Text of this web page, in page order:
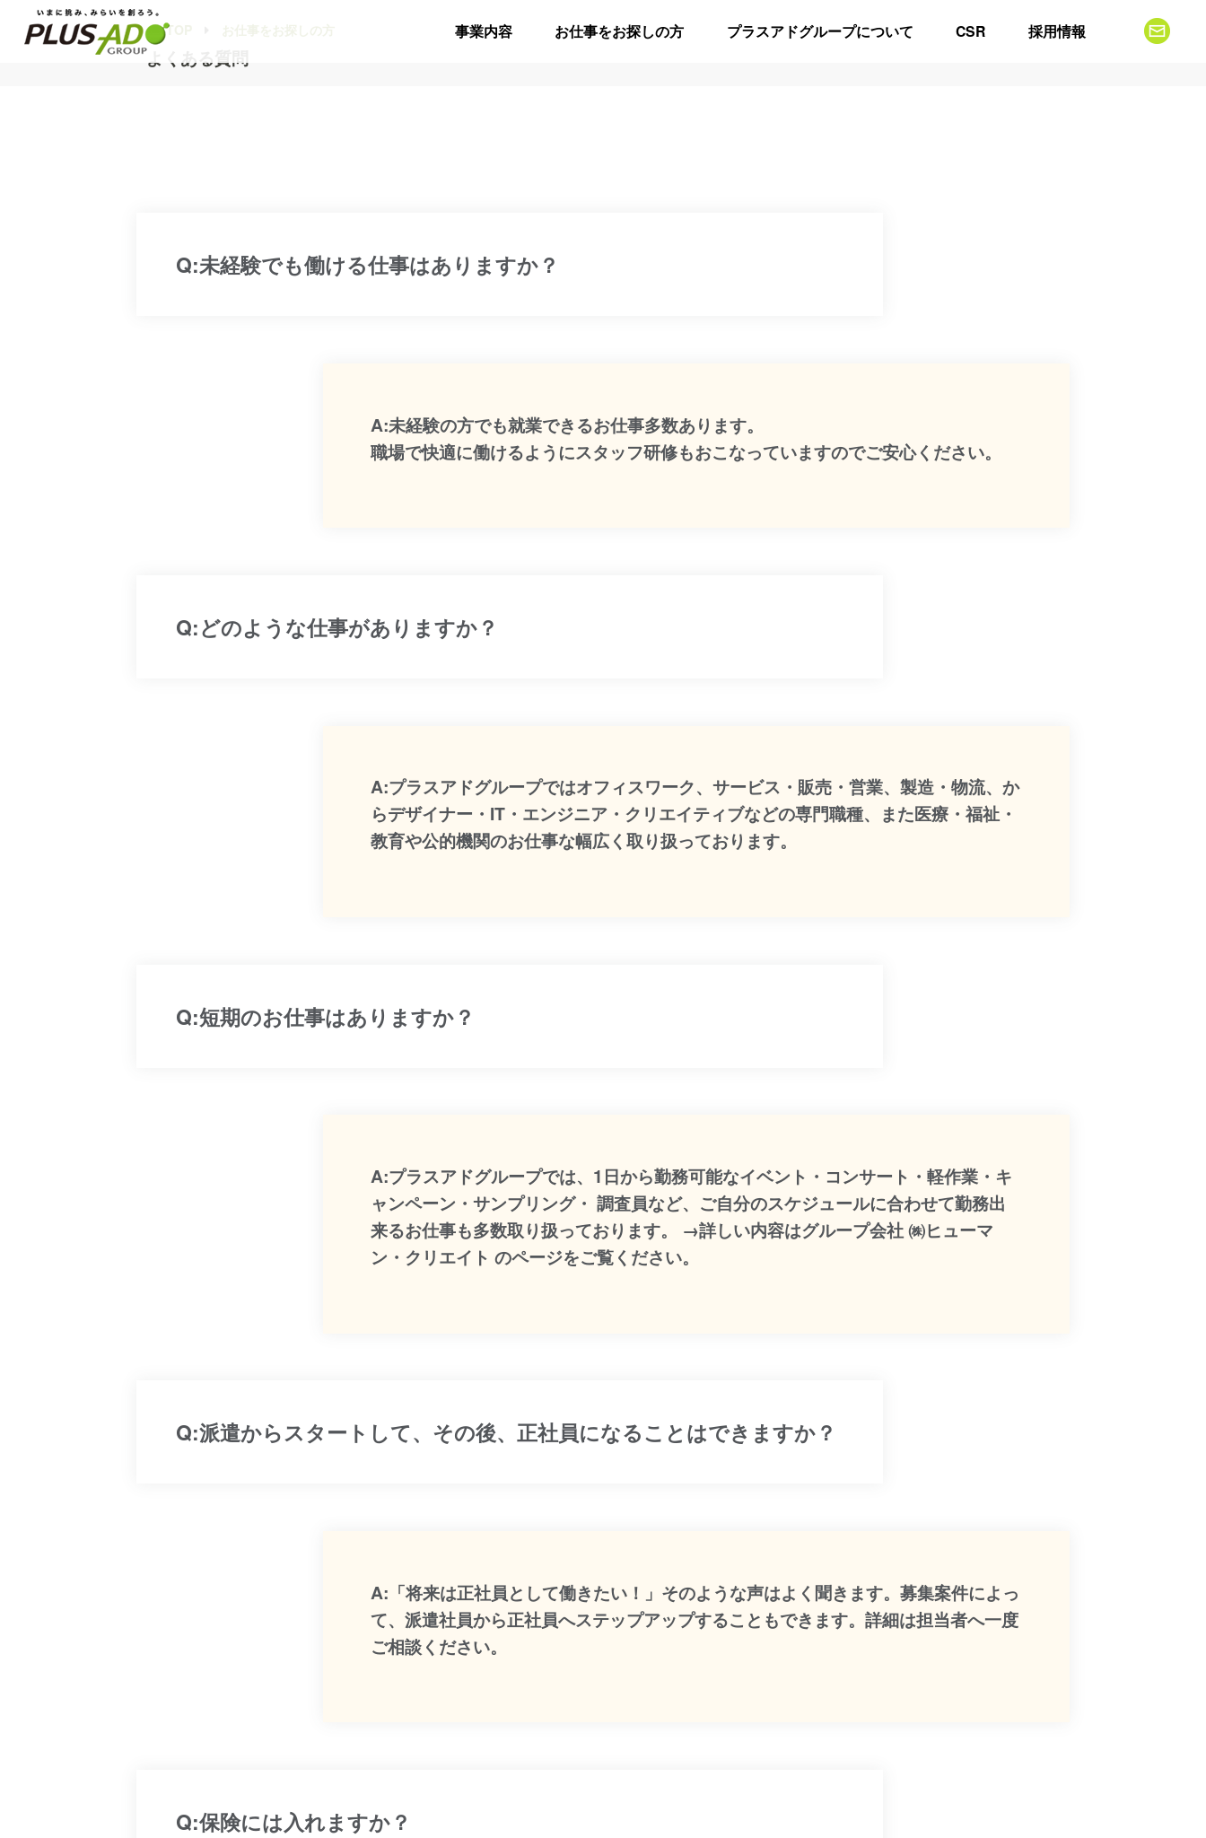
事業内容 お仕事をお探しの方 プラスアドグループについて CSR 採用情報
TOP お仕事をお探しの方
よくある質問
Q:未経験でも働ける仕事はありますか？
A:未経験の方でも就業できるお仕事多数あります。
職場で快適に働けるようにスタッフ研修もおこなっていますのでご安心ください。
Q:どのような仕事がありますか？
A:プラスアドグループではオフィスワーク、サービス・販売・営業、製造・物流、か
らデザイナー・IT・エンジニア・クリエイティブなどの専門職種、また医療・福祉・
教育や公的機関のお仕事な幅広く取り扱っております。
Q:短期のお仕事はありますか？
A:プラスアドグループでは、1日から勤務可能なイベント・コンサート・軽作業・キ
ャンペーン・サンプリング・ 調査員など、ご自分のスケジュールに合わせて勤務出
来るお仕事も多数取り扱っております。 →詳しい内容はグループ会社 ㈱ヒューマ
ン・クリエイト のページをご覧ください。
Q:派遣からスタートして、その後、正社員になることはできますか？
A:「将来は正社員として働きたい！」そのような声はよく聞きます。募集案件によっ
て、派遣社員から正社員へステップアップすることもできます。詳細は担当者へ一度
ご相談ください。
Q:保険には入れますか？